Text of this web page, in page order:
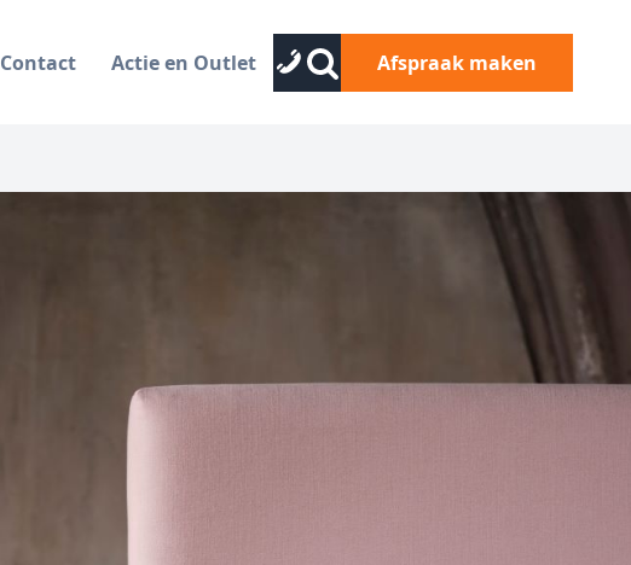
Contact Actie en Outlet Afspraak maken